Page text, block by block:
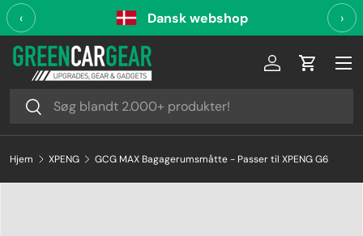
Videre til indhold
‹ Dansk webshop ›
Søg
Søg
Log ind
Hjem XPENG GCG MAX Bagagerumsmåtte - Passer til XPENG G6